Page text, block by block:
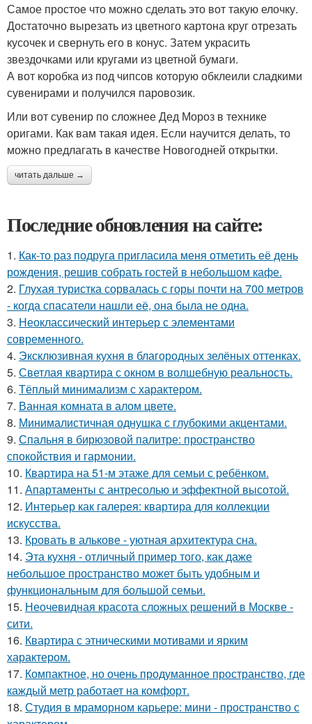
Самое простое что можно сделать это вот такую елочку.
Достаточно вырезать из цветного картона круг отрезать
кусочек и свернуть его в конус. Затем украсить
звездочками или кругами из цветной бумаги.
А вот коробка из под чипсов которую обклеили сладкими
сувенирами и получился паровозик.
Или вот сувенир по сложнее Дед Мороз в технике
оригами. Как вам такая идея. Если научится делать, то
можно предлагать в качестве Новогодней открытки.
читать дальше →
Последние обновления на сайте:
1. Как-то раз подруга пригласила меня отметить её день
рождения, решив собрать гостей в небольшом кафе.
2. Глухая туристка сорвалась с горы почти на 700 метров
- когда спасатели нашли её, она была не одна.
3. Неоклассический интерьер с элементами
современного.
4. Эксклюзивная кухня в благородных зелёных оттенках.
5. Светлая квартира с окном в волшебную реальность.
6. Тёплый минимализм с характером.
7. Ванная комната в алом цвете.
8. Минималистичная однушка с глубокими акцентами.
9. Спальня в бирюзовой палитре: пространство
спокойствия и гармонии.
10. Квартира на 51-м этаже для семьи с ребёнком.
11. Апартаменты с антресолью и эффектной высотой.
12. Интерьер как галерея: квартира для коллекции
искусства.
13. Кровать в алькове - уютная архитектура сна.
14. Эта кухня - отличный пример того, как даже
небольшое пространство может быть удобным и
функциональным для большой семьи.
15. Неочевидная красота сложных решений в Москве -
сити.
16. Квартира с этническими мотивами и ярким
характером.
17. Компактное, но очень продуманное пространство, где
каждый метр работает на комфорт.
18. Студия в мраморном карьере: мини - пространство с